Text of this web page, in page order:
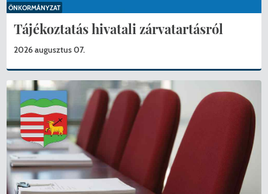
Tájékoztatás hivatali zárvatartásról
2026 augusztus 07.
ÖNKORMÁNYZAT